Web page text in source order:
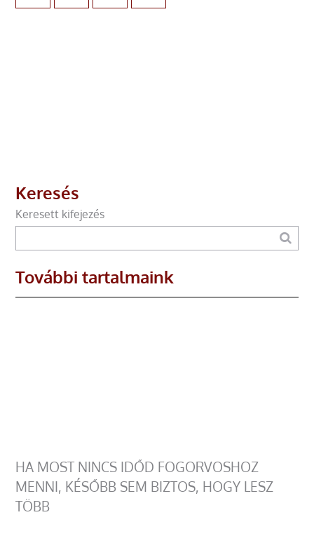
Keresés
Keresett kifejezés
További tartalmaink
HA MOST NINCS IDŐD FOGORVOSHOZ
MENNI, KÉSŐBB SEM BIZTOS, HOGY LESZ
TÖBB